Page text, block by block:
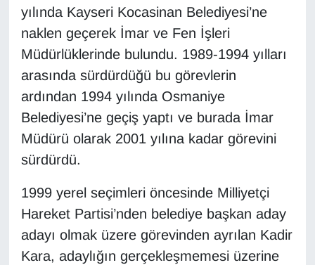
yılında Kayseri Kocasinan Belediyesi’ne
naklen geçerek İmar ve Fen İşleri
Müdürlüklerinde bulundu. 1989-1994 yılları
arasında sürdürdüğü bu görevlerin
ardından 1994 yılında Osmaniye
Belediyesi’ne geçiş yaptı ve burada İmar
Müdürü olarak 2001 yılına kadar görevini
sürdürdü.
1999 yerel seçimleri öncesinde Milliyetçi
Hareket Partisi’nden belediye başkan aday
adayı olmak üzere görevinden ayrılan Kadir
Kara, adaylığın gerçekleşmemesi üzerine
Kültür & Sanat
KURDÎ
MAGAZİN
MEDYA
ONE EKONOMİ
POLİTİKA
Resmi İlanlar